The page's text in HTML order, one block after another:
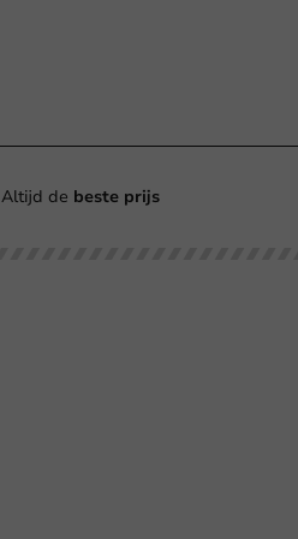
Altijd de beste prijs